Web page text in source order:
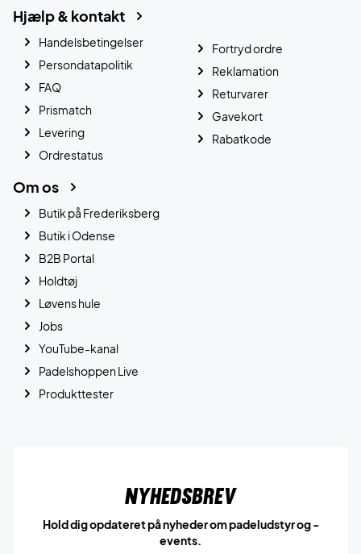
Hjælp & kontakt
Handelsbetingelser
Persondatapolitik
FAQ
Prismatch
Levering
Ordrestatus
Fortryd ordre
Reklamation
Returvarer
Gavekort
Rabatkode
Om os
Butik på Frederiksberg
Butik i Odense
B2B Portal
Holdtøj
Løvens hule
Jobs
YouTube-kanal
Padelshoppen Live
Produkttester
Nyhedsbrev
Hold dig opdateret på nyheder om padeludstyr og -
events.